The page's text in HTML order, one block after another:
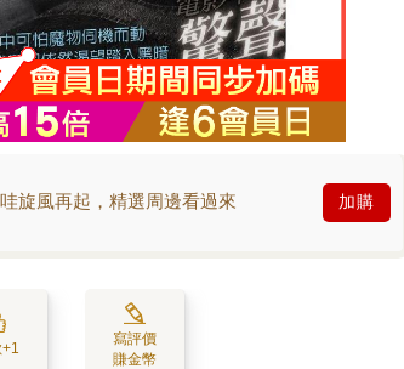
旋風再起，精選周邊看過來 加購
寫評價
賺金幣